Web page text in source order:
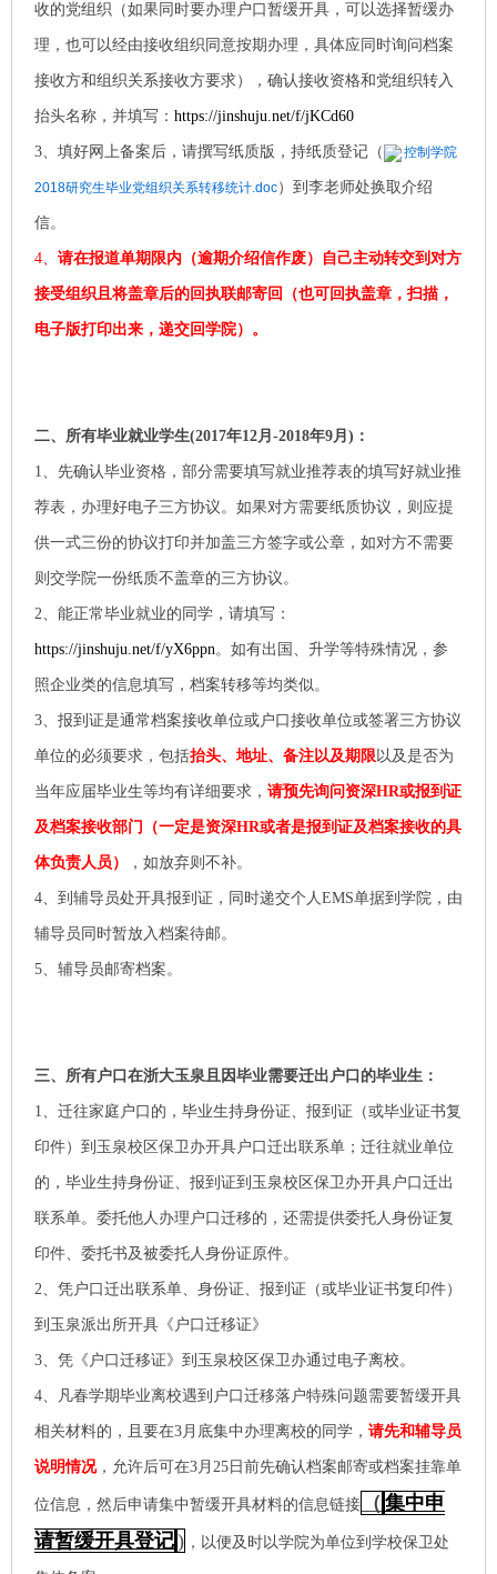
收的党组织（如果同时要办理户口暂缓开具，可以选择暂缓办
理，也可以经由接收组织同意按期办理，具体应同时询问档案
接收方和组织关系接收方要求），确认接收资格和党组织转入
抬头名称，并填写： https://jinshuju.net/f/jKCd60
3、填好网上备案后，请撰写纸质版，持纸质登记（ 控制学院
2018研究生毕业党组织关系转移统计.doc）到李老师处换取介绍
信。
4、 请在报道单期限内（逾期介绍信作废）自己主动转交到对方
接受组织且将盖章后的回执联邮寄回（也可回执盖章，扫描，
电子版打印出来，递交回学院）。
二、所有毕业就业学生(2017年12月-2018年9月)：
1、先确认毕业资格，部分需要填写就业推荐表的填写好就业推
荐表，办理好电子三方协议。如果对方需要纸质协议，则应提
供一式三份的协议打印并加盖三方签字或公章，如对方不需要
则交学院一份纸质不盖章的三方协议。
2、能正常毕业就业的同学，请填写：
https://jinshuju.net/f/yX6ppn。如有出国、升学等特殊情况，参
照企业类的信息填写，档案转移等均类似。
3、报到证是通常档案接收单位或户口接收单位或签署三方协议
单位的必须要求，包括抬头、地址、备注以及期限以及是否为
当年应届毕业生等均有详细要求， 请预先询问资深HR或报到证
及档案接收部门（一定是资深HR或者是报到证及档案接收的具
体负责人员） ，如放弃则不补。
4、到辅导员处开具报到证，同时递交个人EMS单据到学院，由
辅导员同时暂放入档案待邮。
5、辅导员邮寄档案。
三、所有户口在浙大玉泉且因毕业需要迁出户口的毕业生：
1、 迁往家庭户口的，毕业生持身份证、报到证（或毕业证书复
印件）到玉泉校区保卫办开具户口迁出联系单；迁往就业单位
的，毕业生持身份证、报到证到玉泉校区保卫办开具户口迁出
联系单。委托他人办理户口迁移的，还需提供委托人身份证复
印件、委托书及被委托人身份证原件。
2、凭户口迁出联系单、身份证、报到证（或毕业证书复印件）
到玉泉派出所开具《户口迁移证》
3、凭《户口迁移证》到玉泉校区保卫办通过电子离校。
4、 凡春学期毕业离校遇到户口迁移落户特殊问题需要暂缓开具
相关材料的，且要在3月底集中办理离校的同学， 请先和辅导员
说明情况，允许后可在3月25日前先确认档案邮寄或档案挂靠单
位信息，然后申请集中暂缓开具材料的信息链接 （ 集中申
请暂缓开具登记) ，以便及时以学院为单位到学校保卫处